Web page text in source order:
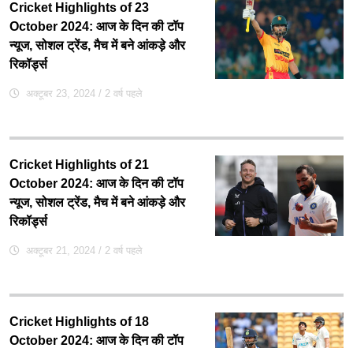
Cricket Highlights of 23
October 2024: आज के दिन की टॉप
न्यूज, सोशल ट्रेंड, मैच में बने आंकड़े और
रिकॉर्ड्स
अक्टूबर 23, 2024 / 2 वर्ष पहले
Cricket Highlights of 21
October 2024: आज के दिन की टॉप
न्यूज, सोशल ट्रेंड, मैच में बने आंकड़े और
रिकॉर्ड्स
अक्टूबर 21, 2024 / 2 वर्ष पहले
Cricket Highlights of 18
October 2024: आज के दिन की टॉप